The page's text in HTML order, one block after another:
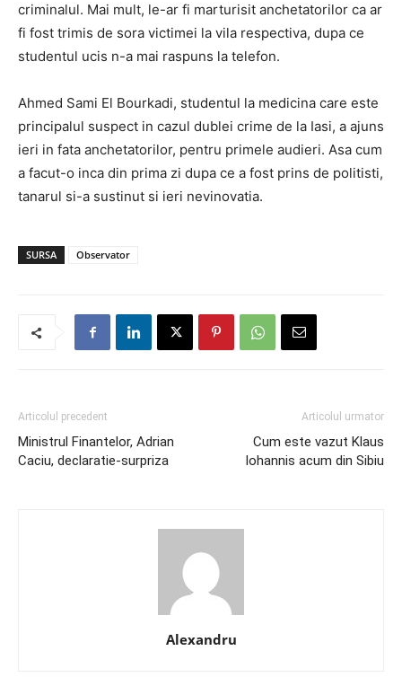
criminalul. Mai mult, le-ar fi marturisit anchetatorilor ca ar
fi fost trimis de sora victimei la vila respectiva, dupa ce
studentul ucis n-a mai raspuns la telefon.
Ahmed Sami El Bourkadi, studentul la medicina care este
principalul suspect in cazul dublei crime de la Iasi, a ajuns
ieri in fata anchetatorilor, pentru primele audieri. Asa cum
a facut-o inca din prima zi dupa ce a fost prins de politisti,
tanarul si-a sustinut si ieri nevinovatia.
SURSA Observator
Articolul precedent
Ministrul Finantelor, Adrian
Caciu, declaratie-surpriza
Articolul urmator
Cum este vazut Klaus
Iohannis acum din Sibiu
Alexandru